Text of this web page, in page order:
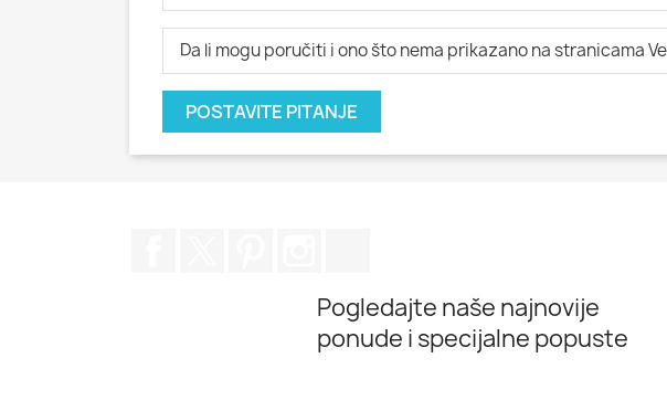
Da li mogu poručiti i ono što nema prikazano na stranicama
POSTAVITE PITANJE
Pogledajte naše najnovije
ponude i specijalne popuste